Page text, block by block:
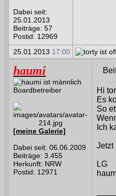
Dabei seit:
25.01.2013
Beiträge: 57
Postid: 12969
25.01.2013 17:00
haumi
Boardbetreiber
[meine Galerie]
Dabei seit: 06.06.2009
Beiträge: 3.455
Herkunft: NRW
Postid: 12971
Hi
Es
So
Ich
Jetzt
LG